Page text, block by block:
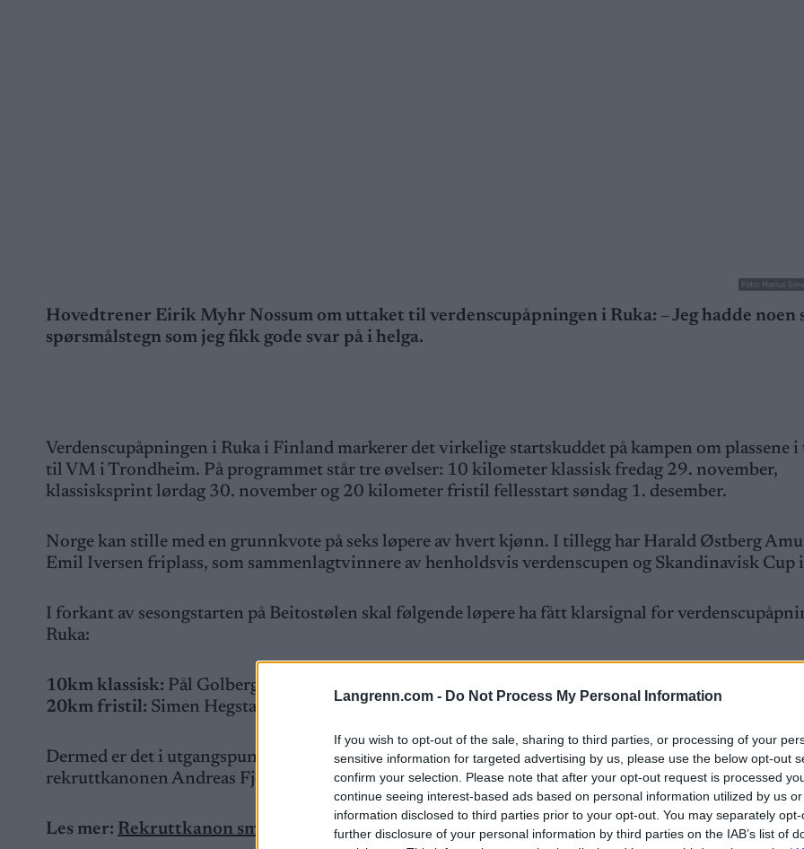
Langrenn.com - Do Not Process My Personal Information
If you wish to opt-out of the sale, sharing to third parties, or processing of your
sensitive information for targeted advertising by us, please use the below opt-out
confirm your selection. Please note that after your opt-out request is processed
continue seeing interest-based ads based on personal information utilized by us
information disclosed to third parties prior to your opt-out. You may separately
further disclosure of your personal information by third parties on the IAB’s list of
Foto: Marius
Hovedtrener Eirik Myhr Nossum om uttaket til verdenscupåpningen i Ruka: – Jeg hadde noen
spørsmålstegn som jeg fikk gode svar på i helga.
Verdenscupåpningen i Ruka i Finland markerer det virkelige startskuddet på kampen om plassene
til VM i Trondheim. På programmet står tre øvelser: 10 kilometer klassisk fredag 29. november,
klassisksprint lørdag 30. november og 20 kilometer fristil fellesstart søndag 1. desember.
Norge kan stille med en grunnkvote på seks løpere av hvert kjønn. I tillegg har Harald Østberg
Emil Iversen friplass, som sammenlagtvinnere av henholdsvis verdenscupen og Skandinavisk Cup
I forkant av sesongstarten på Beitostølen skal følgende løpere ha fått klarsignal for
Ruka:
10km klassisk: Pål Golberg, Erik Valnes, Johannes Høsflot Klæbo og Martin Løwstrøm Nyenget.
20km fristil: Simen Hegstad Krüger, Martin Løwstrøm Nyenget, Johannes Høsflot Klæbo og Pål
Dermed er det i utgangspunktet en til to ledige plasser til begge distanserennene, og det er liten tvil
rekruttkanonen Andreas Fjorden Ree får den ene etter de to rennene han har levert i helga.
Les mer: Rekruttkanon smadret verdenseliten på Beitostølen